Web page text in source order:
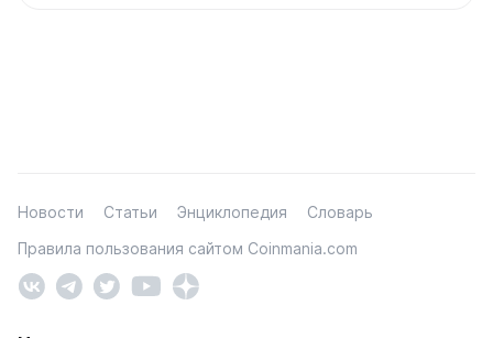
Новости Статьи Энциклопедия
Словарь
Правила пользования сайтом Coinmania.com